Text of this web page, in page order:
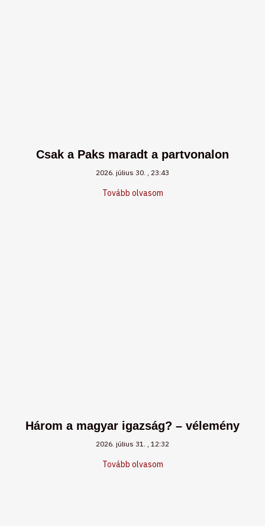
Csak a Paks maradt a partvonalon
2026. július 30. 23:43
Tovább olvasom
Három a magyar igazság? – vélemény
2026. július 31. 12:32
Tovább olvasom